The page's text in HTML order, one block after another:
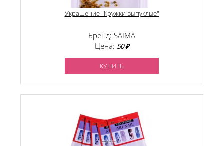
Украшение "Кружки выпуклые"
Бренд: SAIMA
Цена: 50 ₽
КУПИТЬ